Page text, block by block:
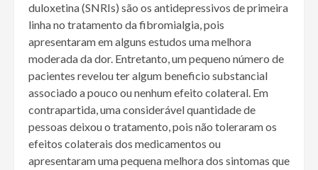
duloxetina (SNRIs) são os antidepressivos de primeira
linha no tratamento da fibromialgia, pois
apresentaram em alguns estudos uma melhora
moderada da dor. Entretanto, um pequeno número de
pacientes revelou ter algum beneficio substancial
associado a pouco ou nenhum efeito colateral. Em
contrapartida, uma considerável quantidade de
pessoas deixou o tratamento, pois não toleraram os
efeitos colaterais dos medicamentos ou
apresentaram uma pequena melhora dos sintomas que